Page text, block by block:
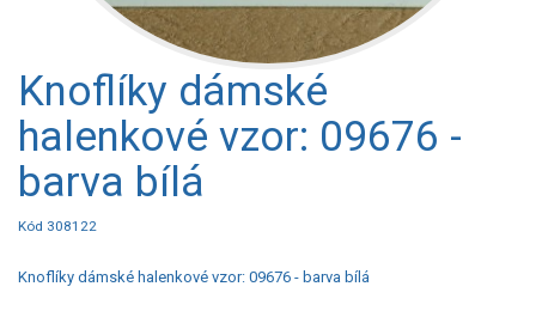
Knoflíky dámské
halenkové vzor: 09676 -
barva bílá
Kód 308122
Knoflíky dámské halenkové vzor: 09676 - barva bílá